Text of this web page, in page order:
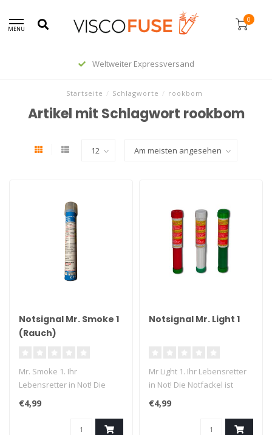
MENU
0
Weltweiter Expressversand
Startseite / Schlagworte / rookbom
Artikel mit Schlagwort rookbom
Notsignal Mr. Smoke 1
(Rauch)
Mr. Smoke 1. Ihr
Lebensretter in Not! Die
Notfackel ist unter allen
Umständen s..
€4,99
Notsignal Mr. Light 1
Mr Light 1. Ihr Lebensretter
in Not! Die Notfackel ist
unter allen Umständen se..
€4,99